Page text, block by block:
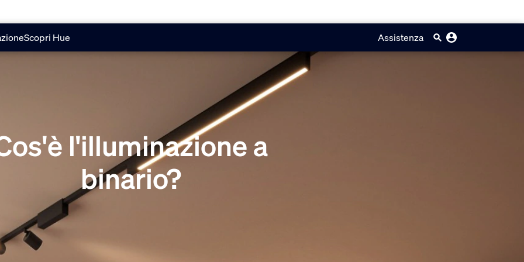
Scopri Hue Assistenza
l'illuminazione a
binario?